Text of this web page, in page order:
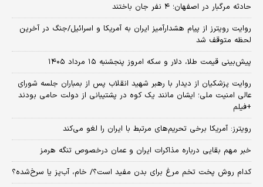
حادثه مرگبار در اصفهان؛ ۴ نفر جان باختند
روایت رویترز از پیام هشدارآمیز ایران به آمریکا و اسرائیل/جنگ در آخرین
لحظه متوقف شد
پیش‌بینی قیمت طلا، دلار و سکه امروز پنجشنبه ۱۵ مرداد ۱۴۰۵
روایت پزشکیان از دیدار با رهبر شهید انقلاب پس از بمباران جلسه شورای
عالی امنیت ملی؛ ایشان مانند یک کوه در پشتیبانی از دولت حامی بودند
+فیلم
رویترز: آمریکا برخی تحریم‌های مرتبط با ایران را لغو می‌کند
خبر مهم بقایی درباره مذاکرات ایران و عمان درخصوص تنگه هرمز
کدام روش پخت تخم مرغ برای بدن مفید است؟/ خام، آب‌پز یا سرخ‌شده؟